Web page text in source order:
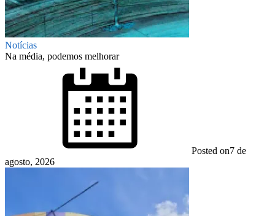
Notícias
Na média, podemos melhorar
Posted on7 de
agosto, 2026